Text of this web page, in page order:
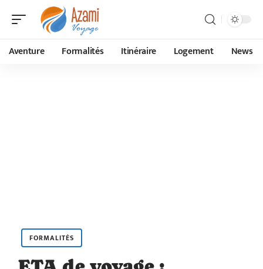
Aventure Formalités Itinéraire Logement News
FORMALITÉS